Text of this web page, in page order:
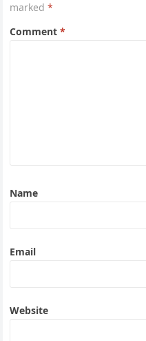
marked*
Comment*
Name
Email
Website